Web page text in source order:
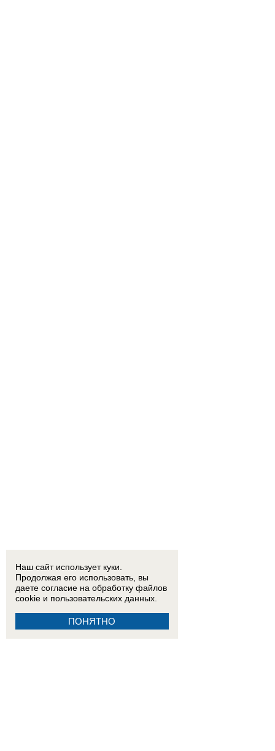
Наш сайт использует куки.
Продолжая его использовать, вы
даете согласие на обработку файлов
cookie и пользовательских данных.
ПОНЯТНО